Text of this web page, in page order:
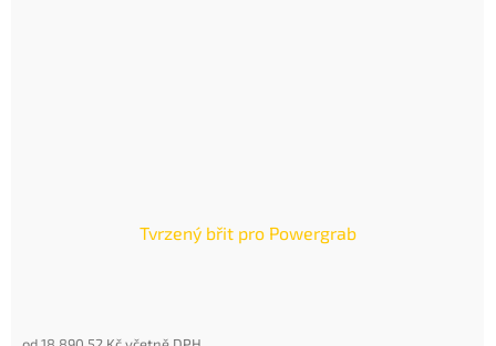
Tvrzený břit pro Powergrab